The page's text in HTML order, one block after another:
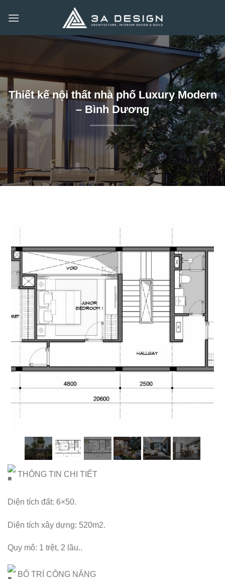
qua
Thiết kế nội thất nhà phố Luxury Modern
– Bình Dương
THÔNG TIN CHI TIẾT
Diện tích đất: 6×50.
Diện tích xây dựng: 520m2.
Quy mô: 1 trệt, 2 lầu..
BỐ TRÍ CÔNG NĂNG